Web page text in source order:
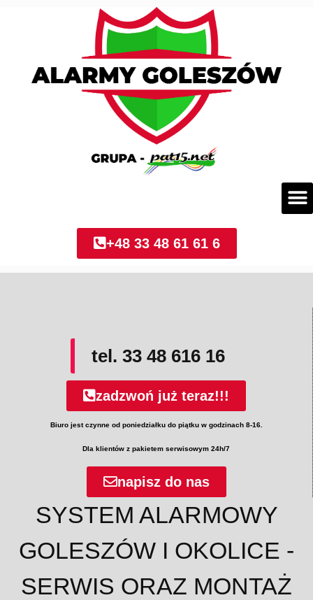
+48 33 48 61 61 6
tel. 33 48 616 16
zadzwoń już teraz!!!
Biuro jest czynne od poniedziałku do piątku w godzinach 8-16.
Dla klientów z pakietem serwisowym 24h/7
napisz do nas
SYSTEM ALARMOWY
GOLESZÓW I OKOLICE -
SERWIS ORAZ MONTAŻ